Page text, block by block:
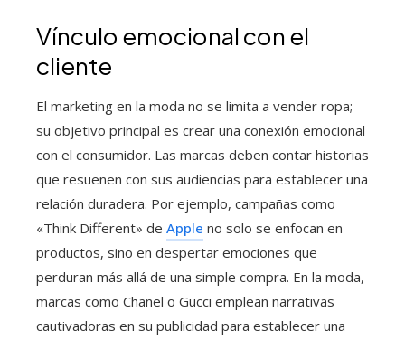
Vínculo emocional con el
cliente
El marketing en la moda no se limita a vender ropa;
su objetivo principal es crear una conexión emocional
con el consumidor. Las marcas deben contar historias
que resuenen con sus audiencias para establecer una
relación duradera. Por ejemplo, campañas como
«Think Different» de Apple no solo se enfocan en
productos, sino en despertar emociones que
perduran más allá de una simple compra. En la moda,
marcas como Chanel o Gucci emplean narrativas
cautivadoras en su publicidad para establecer una